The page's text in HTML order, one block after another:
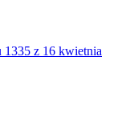
1335 z 16 kwietnia